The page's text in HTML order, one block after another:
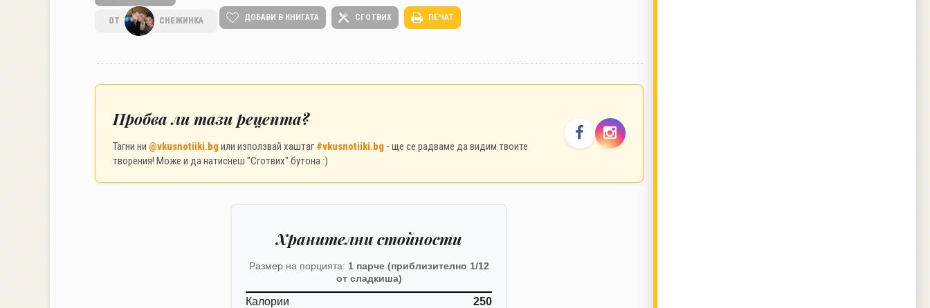
ОТ СНЕЖИНКА ДОБАВИ В КНИГАТА СГОТВИХ ПЕЧАТ
Пробва ли тази рецепта?
Тагни ни @vkusnotiiki.bg или използвай хаштаг #vkusnotiiki.bg - ще се радваме да видим твоите
творения! Може и да натиснеш "Сготвих" бутона :)
Хранителни стойности
Размер на порцията: 1 парче (приблизително 1/12
от сладкиша)
Калории
250